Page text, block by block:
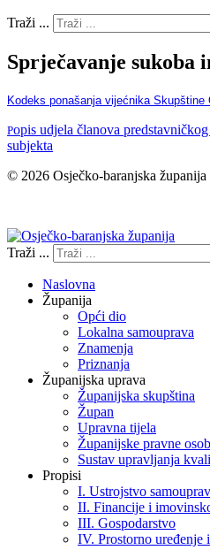
Traži ...
Sprječavanje sukoba
Kodeks ponašanja vijećnika Skupštine
Popis udjela članova
subjekta
© 2026 Osječko-baranjska županija
Traži ...
Naslovna
Županija
Opći dio
Lokalna samouprava
Znamenja
Priznanja
Županijska uprava
Županijska skupština
Župan
Upravna tijela
Županijske pravne
Sustav upravljanja
Propisi
I. Ustrojstvo
II. Financije i
III. Gospodarstvo
IV. Prostorno uređenje